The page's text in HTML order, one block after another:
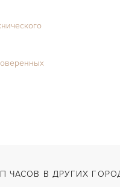
ЧАСОВ В ДРУГИХ